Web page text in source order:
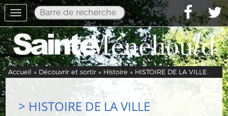
Toggle
navigation
Accueil » Découvrir et sortir » Histoire » HISTOIRE DE LA VILLE
> HISTOIRE DE LA VILLE